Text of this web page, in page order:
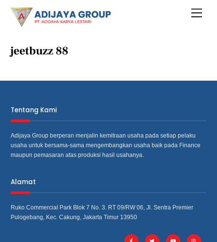
content
Menu
jeetbuzz 88
Tentang Kami
Adijaya Group berperan menjalin kemitraan usaha pada setiap pelaku
usaha untuk bersama‐sama mengembangkan usaha baik pada Finance
maupun pemasaran atas produksi hasil usahanya.
Alamat
Ruko Commercial Park Blok 7 No. 3. RT 09/RW 06, Jl. Sentra Premier
Pulogebang, Kec. Cakung, Jakarta Timur 13950